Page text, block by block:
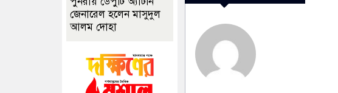
জেনারেল হলেন মাসুদুল
আলম দোহা